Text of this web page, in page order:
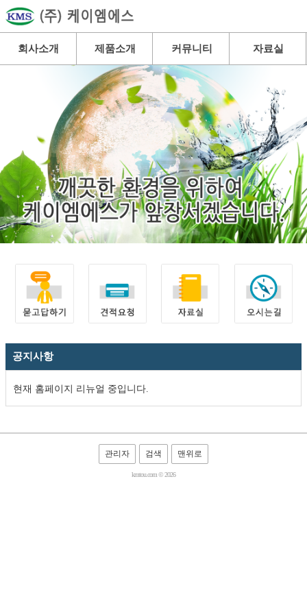
회사소개 제품소개 커뮤니티 자료실
공지사항
현재 홈페이지 리뉴얼 중입니다.
관리자 검색 맨위로
kmtou.com © 2026